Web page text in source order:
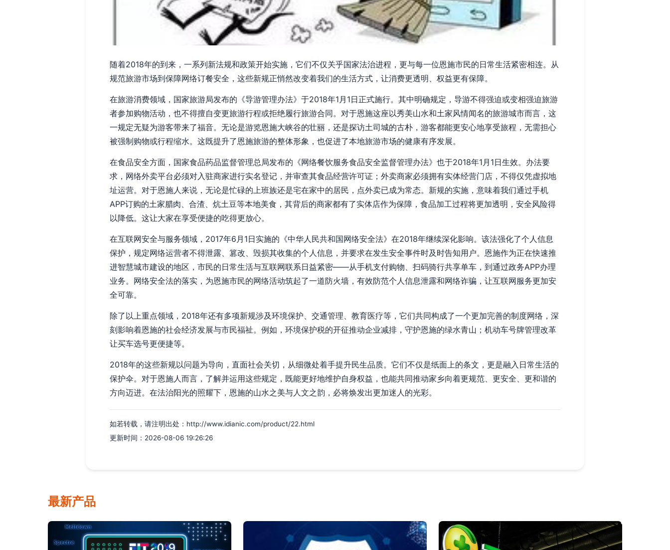
随着2018年的到来，一系列新法规和政策开始实施，它们不仅关乎国家法治进程，更与每一位恩施市民的日常生活紧密相连。从
规范旅游市场到保障网络订餐安全，这些新规正悄然改变着我们的生活方式，让消费更透明、权益更有保障。
在旅游消费领域，国家旅游局发布的《导游管理办法》于2018年1月1日正式施行。其中明确规定，导游不得强迫或变相强迫旅游
者参加购物活动，也不得擅自变更旅游行程或拒绝履行旅游合同。对于恩施这座以秀美山水和土家风情闻名的旅游城市而言，这
一规定无疑为游客带来了福音。无论是游览恩施大峡谷的壮丽，还是探访土司城的古朴，游客都能更安心地享受旅程，无需担心
被强制购物或行程缩水。这既提升了恩施旅游的整体形象，也促进了本地旅游市场的健康有序发展。
在食品安全方面，国家食品药品监督管理总局发布的《网络餐饮服务食品安全监督管理办法》也于2018年1月1日生效。办法要
求，网络外卖平台必须对入驻商家进行实名登记，并审查其食品经营许可证；外卖商家必须拥有实体经营门店，不得仅凭虚拟地
址运营。对于恩施人来说，无论是忙碌的上班族还是宅在家中的居民，点外卖已成为常态。新规的实施，意味着我们通过手机
APP订购的土家腊肉、合渣、炕土豆等本地美食，其背后的商家都有了实体店作为保障，食品加工过程将更加透明，安全风险得
以降低。这让大家在享受便捷的吃得更放心。
在互联网安全与服务领域，2017年6月1日实施的《中华人民共和国网络安全法》在2018年继续深化影响。该法强化了个人信息
保护，规定网络运营者不得泄露、篡改、毁损其收集的个人信息，并要求在发生安全事件时及时告知用户。恩施作为正在快速推
进智慧城市建设的地区，市民的日常生活与互联网联系日益紧密——从手机支付购物、扫码骑行共享单车，到通过政务APP办理
业务。网络安全法的落实，为恩施市民的网络活动筑起了一道防火墙，有效防范个人信息泄露和网络诈骗，让互联网服务更加安
全可靠。
除了以上重点领域，2018年还有多项新规涉及环境保护、交通管理、教育医疗等，它们共同构成了一个更加完善的制度网络，深
刻影响着恩施的社会经济发展与市民福祉。例如，环境保护税的开征推动企业减排，守护恩施的绿水青山；机动车号牌管理改革
让买车选号更便捷等。
2018年的这些新规以问题为导向，直面社会关切，从细微处着手提升民生品质。它们不仅是纸面上的条文，更是融入日常生活的
保护伞。对于恩施人而言，了解并运用这些规定，既能更好地维护自身权益，也能共同推动家乡向着更规范、更安全、更和谐的
方向迈进。在法治阳光的照耀下，恩施的山水之美与人文之韵，必将焕发出更加迷人的光彩。
如若转载，请注明出处：http://www.idianic.com/product/22.html
更新时间：2026-08-06 19:26:26
最新产品